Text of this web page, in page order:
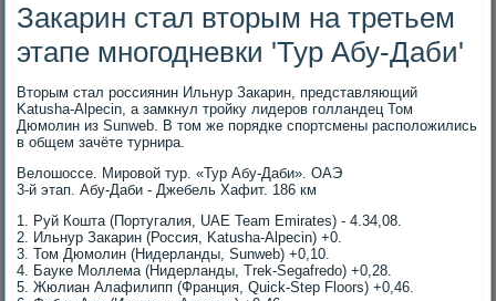
Закарин стал вторым на третьем
этапе многодневки 'Тур Абу-Даби'
Вторым стал россиянин Ильнур Закарин, представляющий
Katusha-Alpecin, а замкнул тройку лидеров голландец Том
Дюмолин из Sunweb. В том же порядке спортсмены расположились
в общем зачёте турнира.
Велошоссе. Мировой тур. «Тур Абу-Даби». ОАЭ
3-й этап. Абу-Даби - Джебель Хафит. 186 км
1. Руй Кошта (Португалия, UAE Team Emirates) - 4.34,08.
2. Ильнур Закарин (Россия, Katusha-Alpecin) +0.
3. Том Дюмолин (Нидерланды, Sunweb) +0,10.
4. Бауке Моллема (Нидерланды, Trek-Segafredo) +0,28.
5. Жюлиан Алафилипп (Франция, Quick-Step Floors) +0,46.